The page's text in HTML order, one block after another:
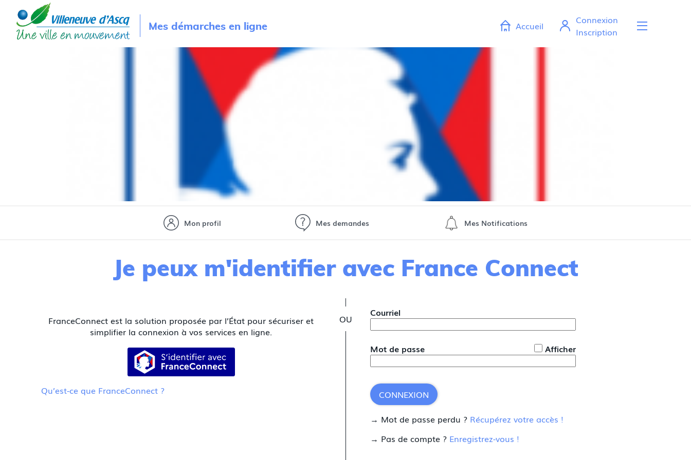
Mes démarches en ligne Accueil
Connexion
Inscription
Mon profil Mes demandes Mes Notifications
Je peux m'identifier avec France Connect
FranceConnect est la solution proposée par l’État pour sécuriser et
simplifier la connexion à vos services en ligne.
S’identifier avec FranceConnect
Qu’est-ce que FranceConnect ?
Courriel
Mot de passe Afficher
CONNEXION
→ Mot de passe perdu ? Récupérez votre accès !
→ Pas de compte ? Enregistrez-vous !